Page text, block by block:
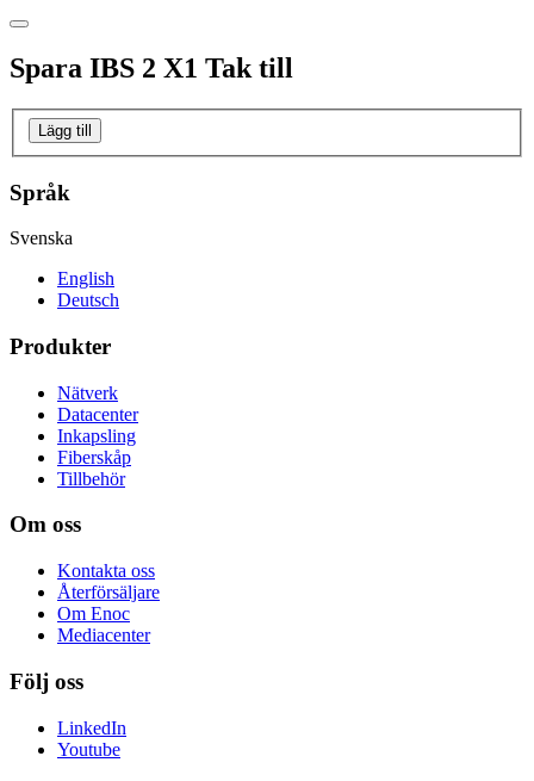
Spara IBS 2 X1 Taktill
Lägg till
Språk
Svenska
English
Deutsch
Produkter
Nätverk
Datacenter
Inkapsling
Fiberskåp
Tillbehör
Om oss
Kontakta oss
Återförsäljare
Om Enoc
Mediacenter
Följ oss
LinkedIn
Youtube